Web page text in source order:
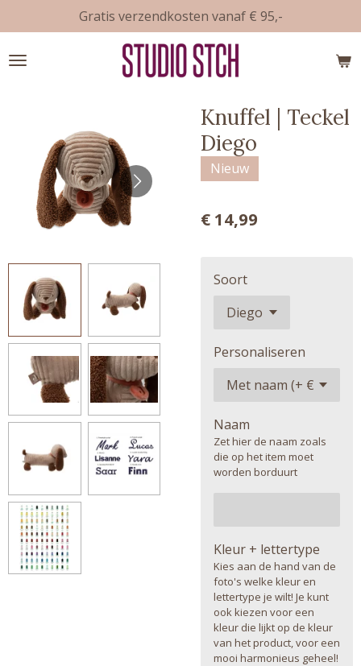
direct
naar
Gratis verzendkosten vanaf € 95,-
Knuffel | Teckel
Diego
Nieuw
€ 14,99
Soort
Personaliseren
Naam
Zet hier de naam zoals
die op het item moet
worden borduurt
Kleur + lettertype
Kies aan de hand van de
foto's welke kleur en
lettertype je wilt! Je kunt
ook kiezen voor een
kleur die lijkt op de kleur
van het product, voor een
mooi harmonieus geheel!